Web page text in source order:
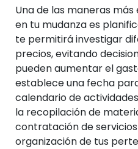
Una de las maneras
en tu mudanza es
te permitirá investigar
precios, evitando
pueden aumentar el
establece una fecha
calendario de
la recopilación de
contratación de
organización de tus